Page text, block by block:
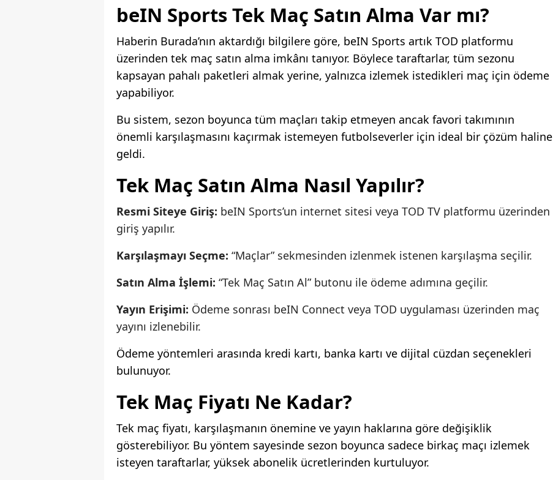
beIN Sports Tek Maç Satın Alma Var mı?
Haberin Burada’nın aktardığı bilgilere göre, beIN Sports artık TOD platformu
üzerinden tek maç satın alma imkânı tanıyor. Böylece taraftarlar, tüm sezonu
kapsayan pahalı paketleri almak yerine, yalnızca izlemek istedikleri maç için ödeme
yapabiliyor.
Bu sistem, sezon boyunca tüm maçları takip etmeyen ancak favori takımının
önemli karşılaşmasını kaçırmak istemeyen futbolseverler için ideal bir çözüm haline
geldi.
Tek Maç Satın Alma Nasıl Yapılır?
Resmi Siteye Giriş: beIN Sports’un internet sitesi veya TOD TV platformu üzerinden
giriş yapılır.
Karşılaşmayı Seçme: “Maçlar” sekmesinden izlenmek istenen karşılaşma seçilir.
Satın Alma İşlemi: “Tek Maç Satın Al” butonu ile ödeme adımına geçilir.
Yayın Erişimi: Ödeme sonrası beIN Connect veya TOD uygulaması üzerinden maç
yayını izlenebilir.
Ödeme yöntemleri arasında kredi kartı, banka kartı ve dijital cüzdan seçenekleri
bulunuyor.
Tek Maç Fiyatı Ne Kadar?
Tek maç fiyatı, karşılaşmanın önemine ve yayın haklarına göre değişiklik
gösterebiliyor. Bu yöntem sayesinde sezon boyunca sadece birkaç maçı izlemek
isteyen taraftarlar, yüksek abonelik ücretlerinden kurtuluyor.